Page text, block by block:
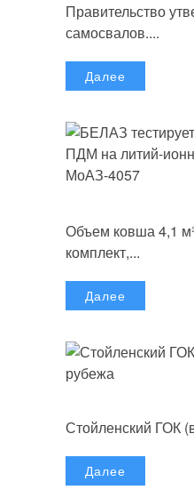
Правительство
самосвалов....
Далее
Объем ковша 4,1
комплект,...
Далее
Стойленский ГОК
Далее